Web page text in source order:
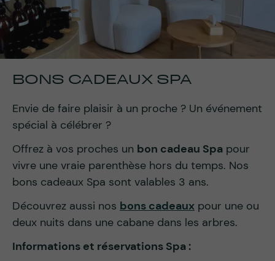
BONS CADEAUX SPA
Envie de faire plaisir à un proche ? Un événement
spécial à célébrer ?
Offrez à vos proches un bon cadeau Spa pour
vivre une vraie parenthèse hors du temps. Nos
bons cadeaux Spa sont valables 3 ans.
Découvrez aussi nos bons cadeaux pour une ou
deux nuits dans une cabane dans les arbres.
Informations et réservations Spa :